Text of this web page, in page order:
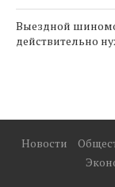
Выездной
действительно
Новости